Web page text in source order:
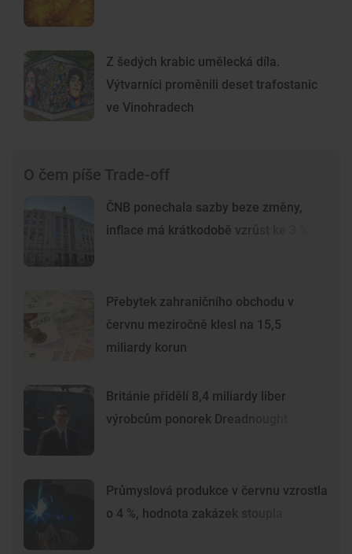
Z šedých krabic umělecká díla.
Výtvarníci proměnili deset trafostanic
ve Vinohradech
O čem píše Trade-off
ČNB ponechala sazby beze změny,
inflace má krátkodobě vzrůst ke 3 %
Přebytek zahraničního obchodu v
červnu meziročně klesl na 15,5
miliardy korun
Británie přidělí 8,4 miliardy liber
výrobcům ponorek Dreadnought
Průmyslová produkce v červnu vzrostla
o 4 %, hodnota zakázek stoupla